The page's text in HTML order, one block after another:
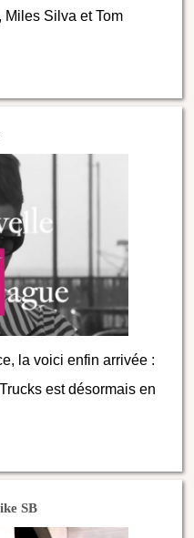
Miles Silva et Tom
la voici enfin arrivée :
est désormais en
SB